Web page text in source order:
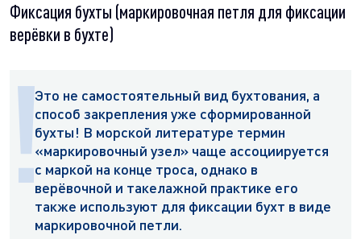
Фиксация бухты (маркировочная петля для фиксации
верёвки в бухте)
Это не самостоятельный вид бухтования, а
способ закрепления уже сформированной
бухты! В морской литературе термин
«маркировочный узел» чаще ассоциируется
с маркой на конце троса, однако в
верёвочной и такелажной практике его
также используют для фиксации бухт в виде
маркировочной петли.